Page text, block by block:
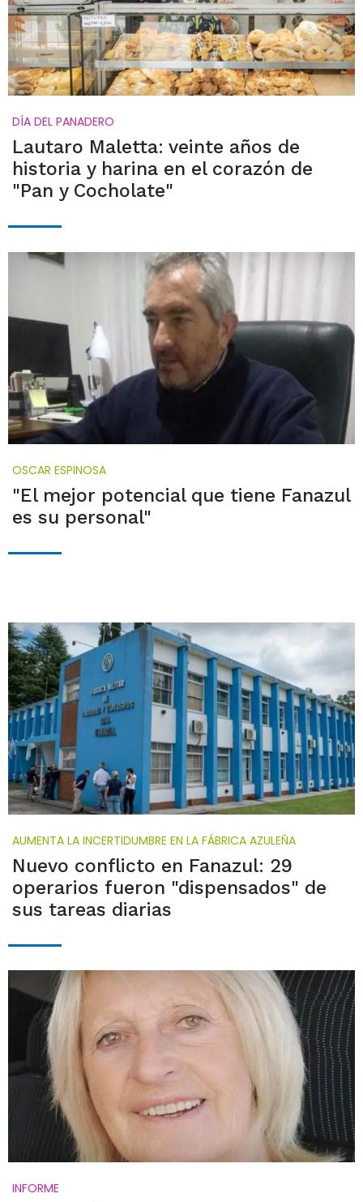
DÍA DEL PANADERO
Lautaro Maletta: veinte años de
historia y harina en el corazón de
"Pan y Cocholate"
OSCAR ESPINOSA
"El mejor potencial que tiene Fanazul
es su personal"
AUMENTA LA INCERTIDUMBRE EN LA FÁBRICA AZULEÑA
Nuevo conflicto en Fanazul: 29
operarios fueron "dispensados" de
sus tareas diarias
INFORME